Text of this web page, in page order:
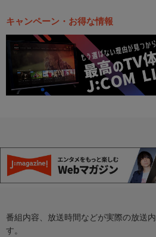
キャンペーン・お得な情報
番組内容、放送時間などが実際の放送
す。